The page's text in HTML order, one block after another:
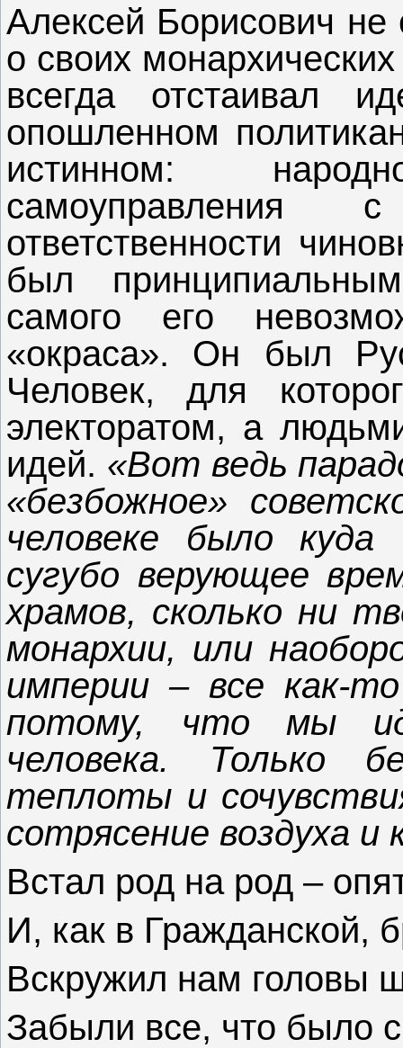
Алексей Борисович не
о своих
всегда отстаивал
опошленном
истинном:
ответственности
был
самого его
«окраса». Он был
Человек, для
электоратом, а
идей. «Вот ведь
«безбожное»
человеке было
сугубо верующее
храмов, сколько ни
монархии, или
империи – все как-
потому, что мы
человека. Только
теплоты и
сотрясение воздуха
Встал род на род –
И, как в Гражданской,
Вскружил нам головы
Забыли все, что было